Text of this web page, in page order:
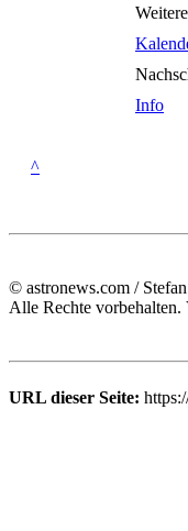
Info
^
© astronews.com /
Alle Rechte
URL dieser Seite: